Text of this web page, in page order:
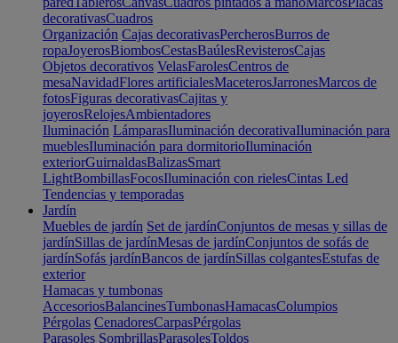
decorativasCuadros
Organización Cajas decorativasPercherosBurros de
ropaJoyerosBiombosCestasBaúlesRevisterosCajas
Objetos decorativos VelasFarolesCentros de
mesaNavidadFlores artificialesMaceterosJarronesMarcos de
fotosFiguras decorativasCajitas y
joyerosRelojesAmbientadores
Iluminación LámparasIluminación decorativaIluminación para
mueblesIluminación para dormitorioIluminación
exteriorGuirnaldasBalizasSmart
LightBombillasFocosIluminación con rielesCintas Led
Tendencias y temporadas
Jardín
Muebles de jardín Set de jardínConjuntos de mesas y sillas de
jardínSillas de jardínMesas de jardínConjuntos de sofás de
jardínSofás jardínBancos de jardínSillas colgantesEstufas de
exterior
Hamacas y tumbonas
AccesoriosBalancinesTumbonasHamacasColumpios
Pérgolas CenadoresCarpasPérgolas
Parasoles SombrillasParasolesToldos